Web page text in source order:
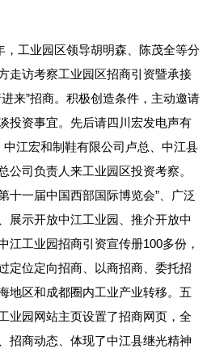
，工业园区领导胡明森、陈茂全等分
走访考察工业园区招商引资暨承接
来”招商。积极创造条件，主动邀请
投资事宜。先后请四川宏发电声有
江宏和制鞋有限公司卢总、中江县
公司负责人来工业园区投资考察。
十一届中国西部国际博览会”、广泛
展示开放中江工业园、推介开放中
江工业园招商引资宣传册100多份，
定位定向招商、以商招商、委托招
地区和成都圈内工业产业转移。五
业园网站主页设置了招商网页，全
招商动态、体现了中江县继光精神